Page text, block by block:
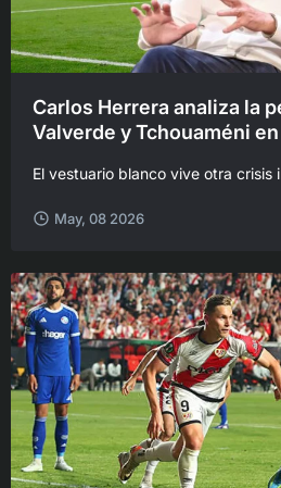
Carlos Herrera analiza la
Valverde y Tchouaméni
El vestuario blanco vive otra crisis
May, 08 2026